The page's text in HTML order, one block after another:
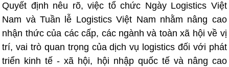
Quyết định nêu rõ, việc tổ chức Ngày Logistics Việt
Nam và Tuần lễ Logistics Việt Nam nhằm nâng cao
nhận thức của các cấp, các ngành và toàn xã hội về vị
trí, vai trò quan trọng của dịch vụ logistics đối với phát
triển kinh tế - xã hội, hội nhập quốc tế và nâng cao